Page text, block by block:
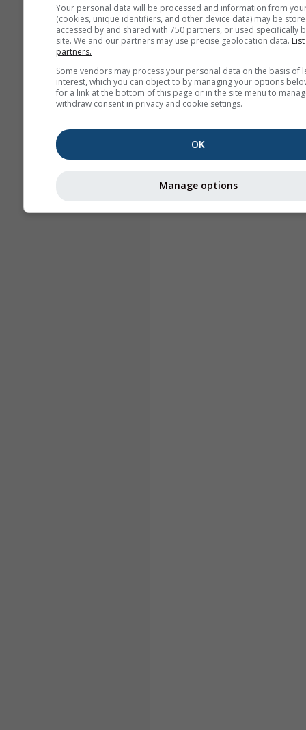
Your personal data will be processed and information from
(cookies, unique identifiers, and other device data) may be
accessed by and shared with 750 partners, or used specifically
site. We and our partners may use precise geolocation data.
partners.
Some vendors may process your personal data on the basis of
interest, which you can object to by managing your options
for a link at the bottom of this page or in the site menu to
withdraw consent in privacy and cookie settings.
OK
Manage options